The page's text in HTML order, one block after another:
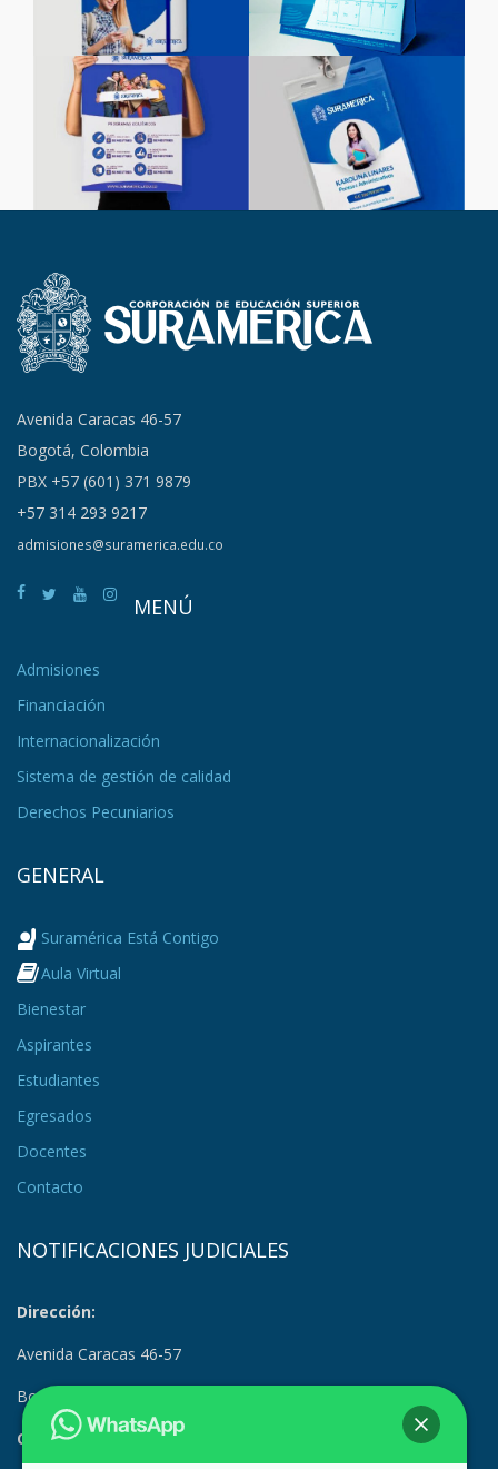
Avenida Caracas 46-57
Bogotá, Colombia
PBX +57 (601) 371 9879
+57 314 293 9217
admisiones@suramerica.edu.co
MENÚ
Admisiones
Financiación
Internacionalización
Sistema de gestión de calidad
Derechos Pecuniarios
GENERAL
Suramérica Está Contigo
Aula Virtual
Bienestar
Aspirantes
Estudiantes
Egresados
Docentes
Contacto
NOTIFICACIONES JUDICIALES
Dirección:
Avenida Caracas 46-57
Bogotá, Colombia
Correo Electrónico: